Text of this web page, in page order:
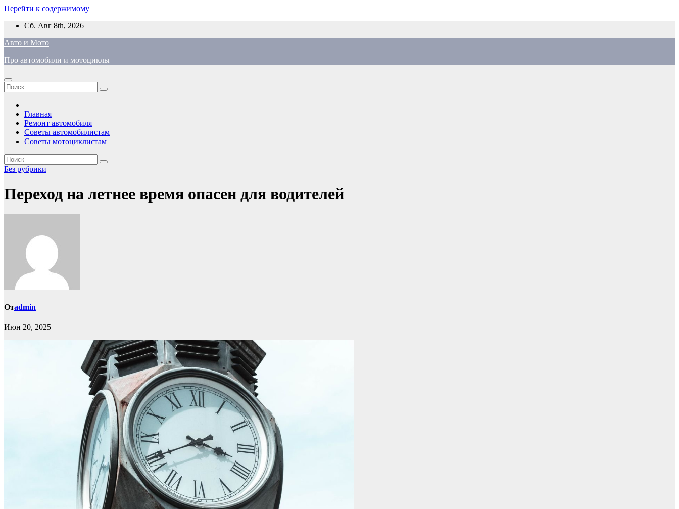
Перейти к содержимому
Сб. Авг 8th, 2026
Авто и Мото
Про автомобили и мотоциклы
Главная
Ремонт автомобиля
Советы автомобилистам
Советы мотоциклистам
Без рубрики
Переход на летнее время опасен для водителей
Отadmin
Июн 20, 2025